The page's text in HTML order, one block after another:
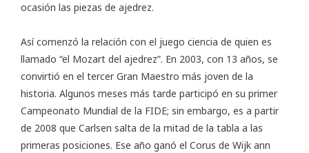
ocasión las piezas de ajedrez.
Así comenzó la relación con el juego ciencia de quien es
llamado “el Mozart del ajedrez”. En 2003, con 13 años, se
convirtió en el tercer Gran Maestro más joven de la
historia. Algunos meses más tarde participó en su primer
Campeonato Mundial de la FIDE; sin embargo, es a partir
de 2008 que Carlsen salta de la mitad de la tabla a las
primeras posiciones. Ese año ganó el Corus de Wijk ann